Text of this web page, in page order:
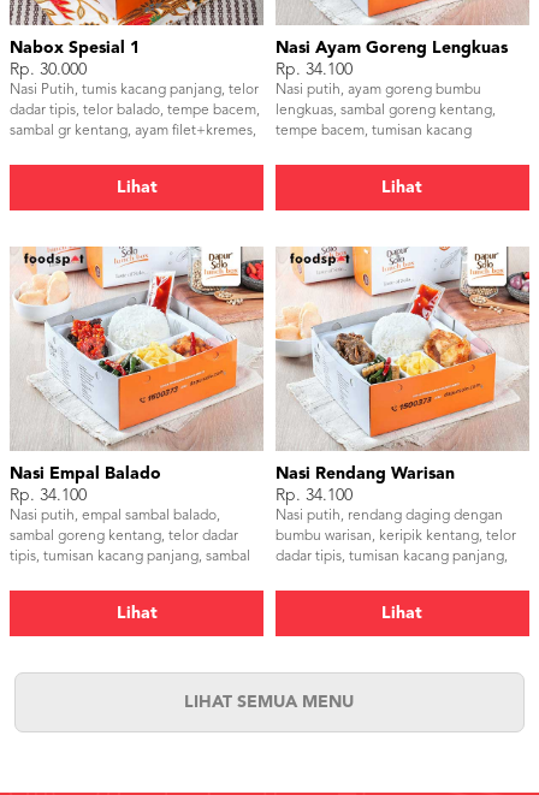
Nabox Spesial 1
Rp. 30.000
Nasi Putih, tumis kacang panjang, telor
dadar tipis, telor balado, tempe bacem,
sambal gr kentang, ayam filet+kremes,
Lihat
Nasi Ayam Goreng Lengkuas
Rp. 34.100
Nasi putih, ayam goreng bumbu
lengkuas, sambal goreng kentang,
tempe bacem, tumisan kacang
Lihat
Nasi Empal Balado
Rp. 34.100
Nasi putih, empal sambal balado,
sambal goreng kentang, telor dadar
tipis, tumisan kacang panjang, sambal
Lihat
Nasi Rendang Warisan
Rp. 34.100
Nasi putih, rendang daging dengan
bumbu warisan, keripik kentang, telor
dadar tipis, tumisan kacang panjang,
Lihat
LIHAT SEMUA MENU